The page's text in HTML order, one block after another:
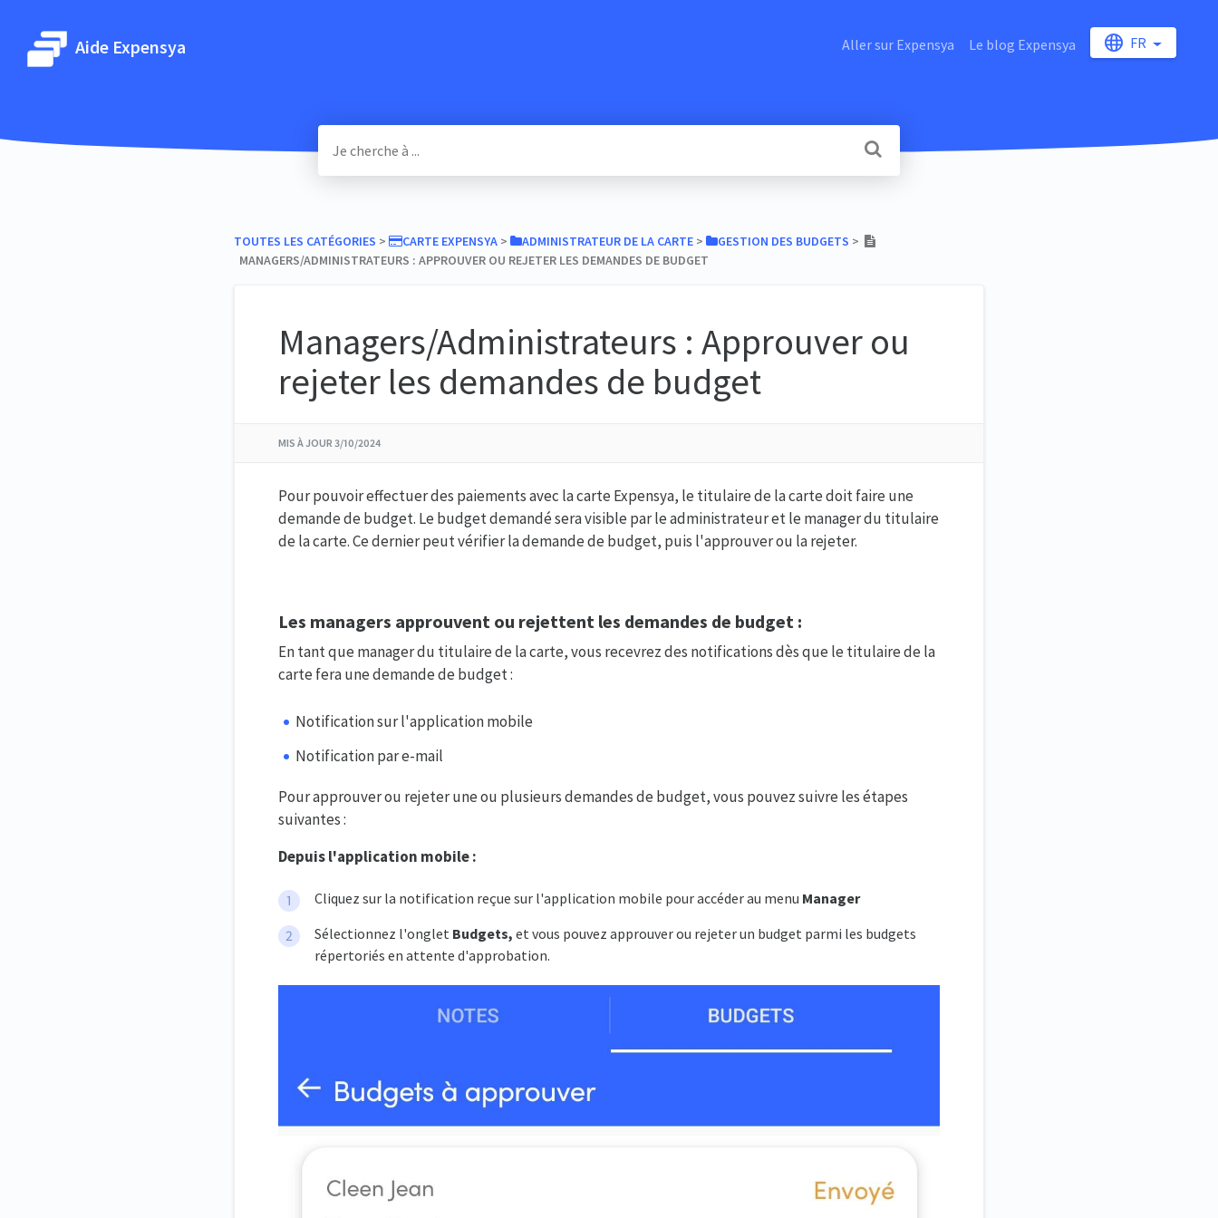
Aide Expensya Aller sur Expensya Le blog Expensya FR
TOUTES LES CATÉGORIES ​ > ​ ​CARTE EXPENSYA​ > ​ ​ADMINISTRATEUR DE LA CARTE​ > ​ ​GESTION DES BUDGETS ​ > ​
MANAGERS/ADMINISTRATEURS : APPROUVER OU REJETER LES DEMANDES DE BUDGET
Managers/Administrateurs : Approuver ou
rejeter les demandes de budget
MIS À JOUR 3/10/2024
Pour pouvoir effectuer des paiements avec la carte Expensya, le titulaire de la carte doit faire une
demande de budget. Le budget demandé sera visible par le administrateur et le manager du titulaire
de la carte. Ce dernier peut vérifier la demande de budget, puis l'approuver ou la rejeter.
Les managers approuvent ou rejettent les demandes de budget :
En tant que manager du titulaire de la carte, vous recevrez des notifications dès que le titulaire de la
carte fera une demande de budget :
Notification sur l'application mobile
Notification par e-mail
Pour approuver ou rejeter une ou plusieurs demandes de budget, vous pouvez suivre les étapes
suivantes :
Depuis l'application mobile :
Cliquez sur la notification reçue sur l'application mobile pour accéder au menu Manager
Sélectionnez l'onglet Budgets, et vous pouvez approuver ou rejeter un budget parmi les budgets
répertoriés en attente d'approbation.